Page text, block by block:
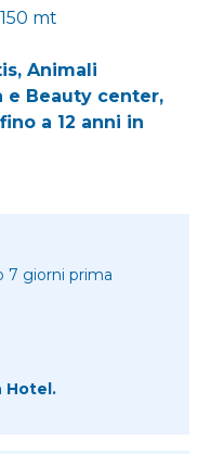
150 mt
Animali
e Beauty center,
a 12 anni in
7 giorni prima
Hotel.